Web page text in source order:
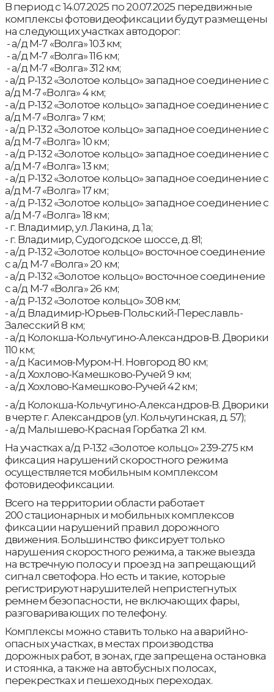
В период с 14.07.2025 по 20.07.2025 передвижные
комплексы фотовидеофиксации будут размещены
на следующих участках автодорог:
- а/д М-7 «Волга» 103 км;
- а/д М-7 «Волга» 116 км;
- а/д М-7 «Волга» 312 км;
- а/д Р-132 «Золотое кольцо» западное соединение с
а/д М-7 «Волга» 4 км;
- а/д Р-132 «Золотое кольцо» западное соединение с
а/д М-7 «Волга» 7 км;
- а/д Р-132 «Золотое кольцо» западное соединение с
а/д М-7 «Волга» 10 км;
- а/д Р-132 «Золотое кольцо» западное соединение с
а/д М-7 «Волга» 13 км;
- а/д Р-132 «Золотое кольцо» западное соединение с
а/д М-7 «Волга» 17 км;
- а/д Р-132 «Золотое кольцо» западное соединение с
а/д М-7 «Волга» 18 км;
- г. Владимир, ул. Лакина, д. 1а;
- г. Владимир, Судогодское шоссе, д. 81;
- а/д Р-132 «Золотое кольцо» восточное соединение
с а/д М-7 «Волга» 20 км;
- а/д Р-132 «Золотое кольцо» восточное соединение
с а/д М-7 «Волга» 26 км;
- а/д Р-132 «Золотое кольцо» 308 км;
- а/д Владимир-Юрьев-Польский-Переславль-
Залесский 8 км;
- а/д Колокша-Кольчугино-Александров-В. Дворики
110 км;
- а/д Касимов-Муром-Н. Новгород 80 км;
- а/д Хохлово-Камешково-Ручей 9 км;
- а/д Хохлово-Камешково-Ручей 42 км;
- а/д Колокша-Кольчугино-Александров-В. Дворики
в черте г. Александров (ул. Кольчугинская, д. 57);
- а/д Малышево-Красная Горбатка 21 км.
На участках а/д Р-132 «Золотое кольцо» 239-275 км
фиксация нарушений скоростного режима
осуществляется мобильным комплексом
фотовидеофиксации.
Всего на территории области работает
200 стационарных и мобильных комплексов
фиксации нарушений правил дорожного
движения. Большинство фиксирует только
нарушения скоростного режима, а также выезда
на встречную полосу и проезд на запрещающий
сигнал светофора. Но есть и такие, которые
регистрируют нарушителей непристегнутых
ремнем безопасности, не включающих фары,
разговаривающих по телефону.
Комплексы можно ставить только на аварийно-
опасных участках, в местах производства
дорожных работ, в зонах, где запрещена остановка
и стоянка, а также на автобусных полосах,
перекрестках и пешеходных переходах.